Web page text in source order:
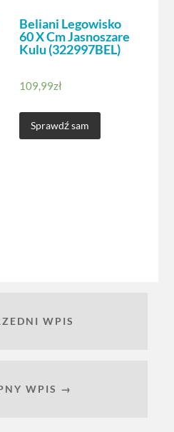
Beliani Legowisko
60 X Cm Jasnoszare
Kulu (322997BEL)
109,99zł
Sprawdź sam
WPIS
WPIS →